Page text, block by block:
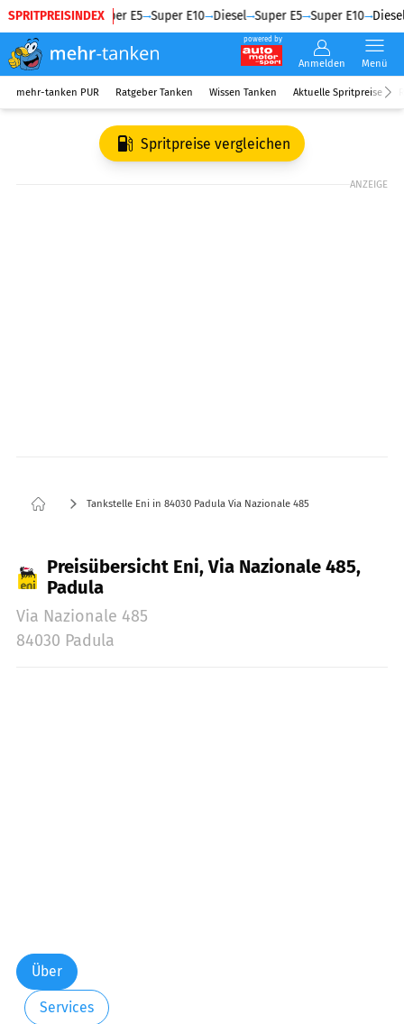
SPRITPREISINDEX
Diesel Super E5 Super E10 Diesel Super E5 Super E10 Diesel
powered by
Anmelden Menü
mehr-tanken PUR Ratgeber Tanken Wissen Tanken Aktuelle Spritpreise
Spritpreise vergleichen
ANZEIGE
Tankstelle Eni in 84030 Padula Via Nazionale 485
Preisübersicht Eni, Via Nazionale 485,
Padula
Via Nazionale 485
84030 Padula
Über
Services